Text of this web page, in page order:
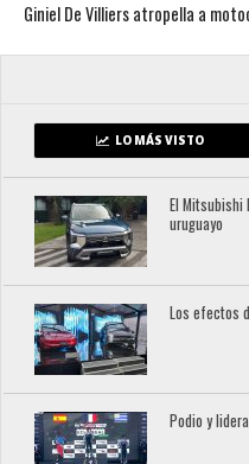
Giniel De Villiers atropella a
LO MÁS VISTO
El Mitsubishi
uruguayo
Los efectos
Podio y